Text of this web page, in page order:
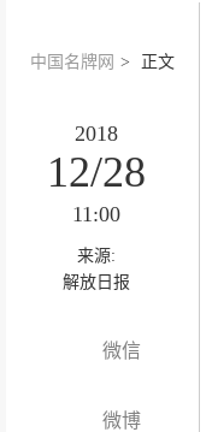
中国名牌网 > 正文
2018
12/28
11:00
来源:
解放日报
微信
微博